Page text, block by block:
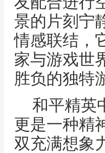
景的片刻宁
情感联结，
家与游戏世
胜负的独特
和平精英
更是一种精
双充满想象